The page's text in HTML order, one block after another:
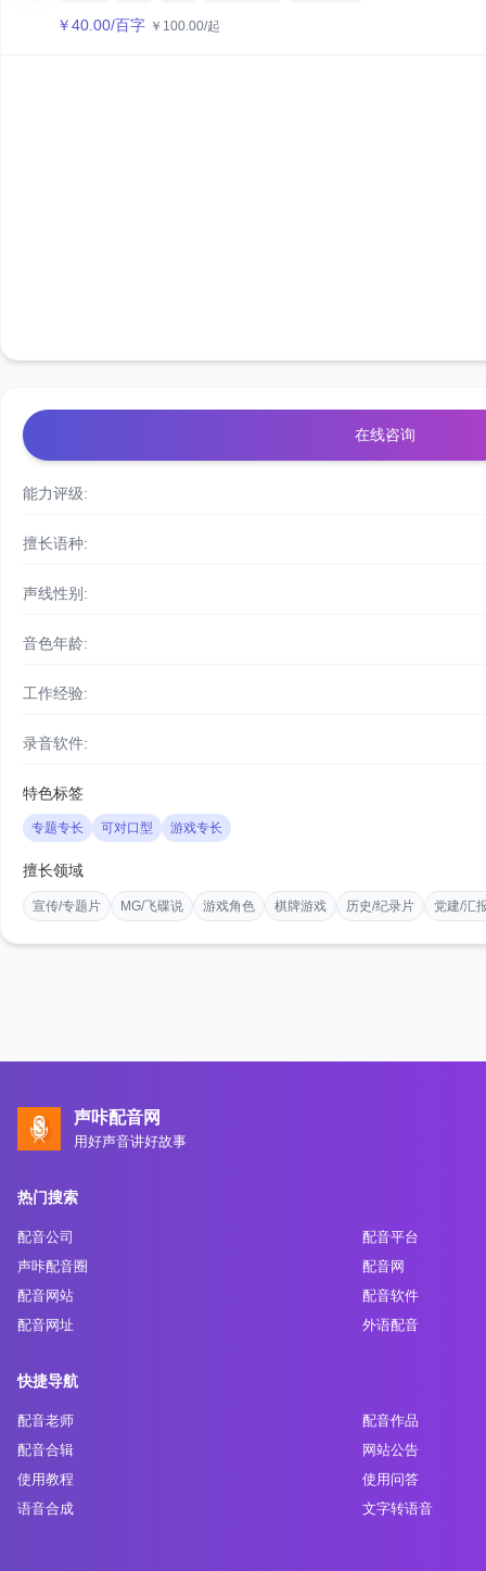
￥40.00/百字 ￥ 100.00/起
在线咨询
能力评级:
擅长语种:
声线性别:
音色年龄:
工作经验:
录音软件:
特色标签
专题专长 可对口型 游戏专长
擅长领域
宣传/专题片 MG/飞碟说 游戏角色 棋牌游戏 历史/纪录片 党建/汇
声咔配音网
用好声音讲好故事
热门搜索
配音公司
配音平台
声咔配音圈
配音网
配音网站
配音软件
配音网址
外语配音
快捷导航
配音老师
配音作品
配音合辑
网站公告
使用教程
使用问答
语音合成
文字转语音